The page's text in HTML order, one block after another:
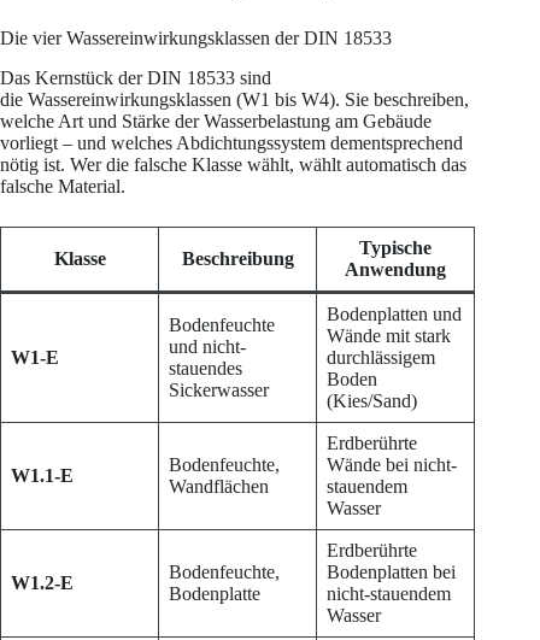
Die vier Wassereinwirkungsklassen der DIN 18533
Das Kernstück der DIN 18533 sind
die Wassereinwirkungsklassen (W1 bis W4). Sie beschreiben,
welche Art und Stärke der Wasserbelastung am Gebäude
vorliegt – und welches Abdichtungssystem dementsprechend
nötig ist. Wer die falsche Klasse wählt, wählt automatisch das
falsche Material.
Klasse Beschreibung
Typische
Anwendung
W1-E
Bodenfeuchte
und nicht-
stauendes
Sickerwasser
Bodenplatten und
Wände mit stark
durchlässigem
Boden
(Kies/Sand)
W1.1-E
Bodenfeuchte,
Wandflächen
Erdberührte
Wände bei nicht-
stauendem
Wasser
W1.2-E
Bodenfeuchte,
Bodenplatte
Erdberührte
Bodenplatten bei
nicht-stauendem
Wasser